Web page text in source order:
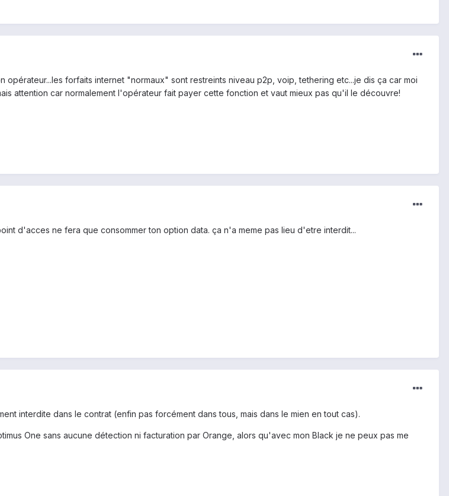
forfaits internet "normaux" sont restreints niveau p2p, voip, tethering etc...je dis ça car moi
attention car normalement l'opérateur fait payer cette fonction et vaut mieux pas qu'il le découvre!
d'acces ne fera que consommer ton option data. ça n'a meme pas lieu d'etre interdit...
interdite dans le contrat (enfin pas forcément dans tous, mais dans le mien en tout cas).
One sans aucune détection ni facturation par Orange, alors qu'avec mon Black je ne peux pas me